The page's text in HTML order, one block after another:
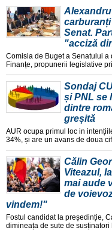
Senat.
"acciză
Comisia de Buget a Senatului
Finanțe, propunerii legislative
Sondaj
și PNL se
dintre
greșită
AUR ocupa primul loc in
34%, și are un avans de doua
Călin
Viteazul,
mai aude
de
vindem!"
Fostul candidat la președinție,
dimineața de sute de susținatori